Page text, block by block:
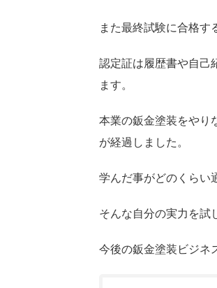
また最終試験に合格す
認定証は履歴書や自己
ます。
本業の鈑金塗装をやり
が経過しました。
学んだ事がどのくらい
そんな自分の実力を試
今後の鈑金塗装ビジネ